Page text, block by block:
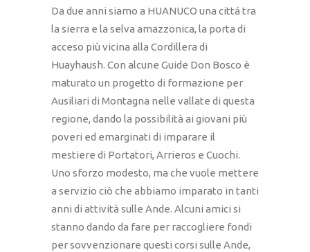
Da due anni siamo a HUANUCO una cittá tra
la sierra e la selva amazzonica, la porta di
acceso più vicina alla Cordillera di
Huayhaush. Con alcune Guide Don Bosco è
maturato un progetto di formazione per
Ausiliari di Montagna nelle vallate di questa
regione, dando la possibilità ai giovani più
poveri ed emarginati di imparare il
mestiere di Portatori, Arrieros e Cuochi.
Uno sforzo modesto, ma che vuole mettere
a servizio ciò che abbiamo imparato in tanti
anni di attività sulle Ande. Alcuni amici si
stanno dando da fare per raccogliere fondi
per sovvenzionare questi corsi sulle Ande,